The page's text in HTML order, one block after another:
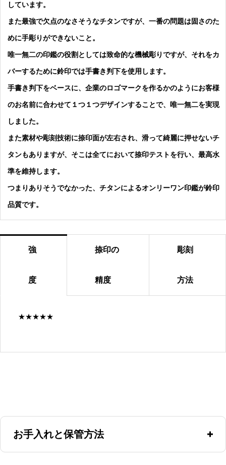
しています。
また最強で欠点のなさそうなチタンですが、一番の問題は固さのた
めに手彫りができないこと。
唯一無二の印鑑の役割としては致命的な機械彫りですが、それをカ
バーするために鈴印では手書き判下を使用します。
手書き判下をベースに、企業のロゴマークを作るかのようにお客様
のお名前に合わせて１つ１つデザインすることで、唯一無二を実現
しました。
また素材や彫刻技術に捺印面が左右され、滑って綺麗に押せないチ
タンもありますが、そこは全てにおいて捺印テストを行い、最高水
準を維持します。
つまりありそうでなかった、チタンによるオンリーワン印鑑が鈴印
品質です。
強
度
捺印の
精度
彫刻
方法
★★★★★
お手入れと保管方法